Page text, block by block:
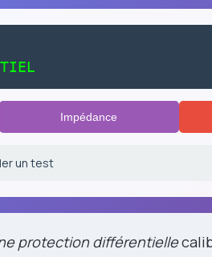
Impédance
un test
protection différentielle